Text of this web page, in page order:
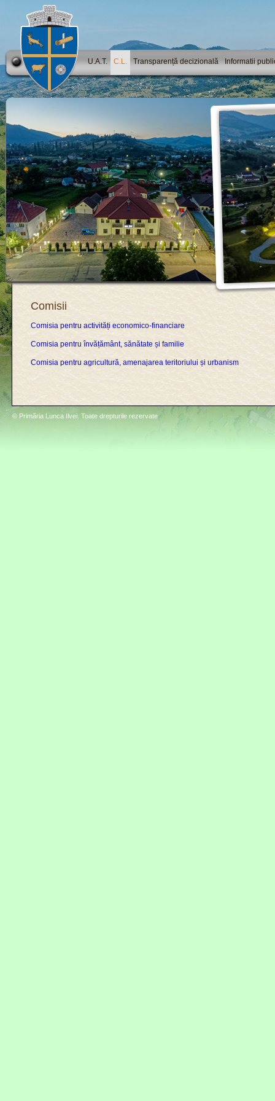
U.A.T. C.L. Transparență decizională Informatii
Comisii
Comisia pentru activități economico-financiare
Comisia pentru învățământ, sănătate și familie
Comisia pentru agricultură, amenajarea teritoriului și urbanism
© Primăria Lunca Ilvei. Toate drepturile rezervate